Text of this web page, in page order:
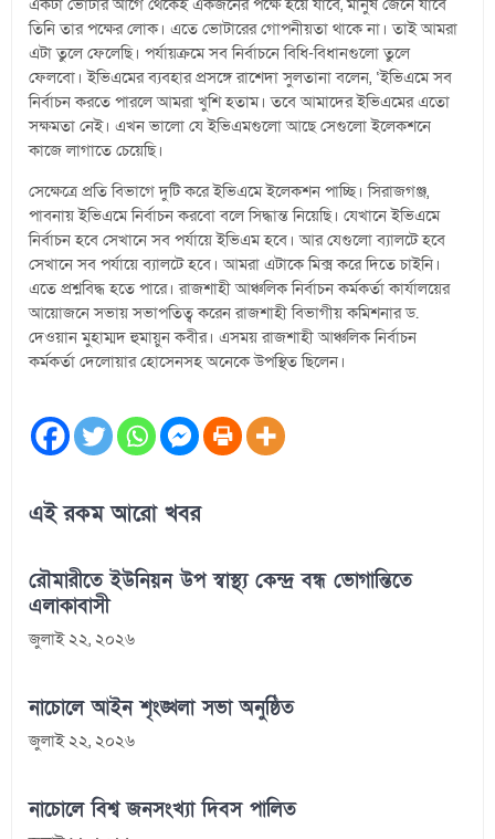
তিনি তার পক্ষের লোক। এতে ভোটারের গোপনীয়তা থাকে না। তাই আমরা
এটা তুলে ফেলেছি। পর্যায়ক্রমে সব নির্বাচনে বিধি-বিধানগুলো তুলে
ফেলবো। ইভিএমের ব্যবহার প্রসঙ্গে রাশেদা সুলতানা বলেন, ‘ইভিএমে সব
নির্বাচন করতে পারলে আমরা খুশি হতাম। তবে আমাদের ইভিএমের এতো
সক্ষমতা নেই। এখন ভালো যে ইভিএমগুলো আছে সেগুলো ইলেকশনে
কাজে লাগাতে চেয়েছি।
সেক্ষেত্রে প্রতি বিভাগে দুটি করে ইভিএমে ইলেকশন পাচ্ছি। সিরাজগঞ্জ,
পাবনায় ইভিএমে নির্বাচন করবো বলে সিদ্ধান্ত নিয়েছি। যেখানে ইভিএমে
নির্বাচন হবে সেখানে সব পর্যায়ে ইভিএম হবে। আর যেগুলো ব্যালটে হবে
সেখানে সব পর্যায়ে ব্যালটে হবে। আমরা এটাকে মিক্স করে দিতে চাইনি।
এতে প্রশ্নবিদ্ধ হতে পারে। রাজশাহী আঞ্চলিক নির্বাচন কর্মকর্তা কার্যালয়ের
আয়োজনে সভায় সভাপতিত্ব করেন রাজশাহী বিভাগীয় কমিশনার ড.
দেওয়ান মুহাম্মদ হুমায়ুন কবীর। এসময় রাজশাহী আঞ্চলিক নির্বাচন
কর্মকর্তা দেলোয়ার হোসেনসহ অনেকে উপস্থিত ছিলেন।
এই রকম আরো খবর
রৌমারীতে ইউনিয়ন উপ স্বাস্থ্য কেন্দ্র বন্ধ ভোগান্তিতে
এলাকাবাসী
জুলাই ২২, ২০২৬
নাচোলে আইন শৃংঙ্খলা সভা অনুষ্ঠিত
জুলাই ২২, ২০২৬
নাচোলে বিশ্ব জনসংখ্যা দিবস পালিত